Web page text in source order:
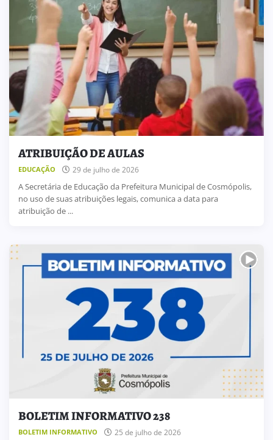
ATRIBUIÇÃO DE AULAS
EDUCAÇÃO 29 de julho de 2026
A Secretária de Educação da Prefeitura Municipal de Cosmópolis,
no uso de suas atribuições legais, comunica a data para
atribuição de ...
BOLETIM INFORMATIVO 238
BOLETIM INFORMATIVO 25 de julho de 2026